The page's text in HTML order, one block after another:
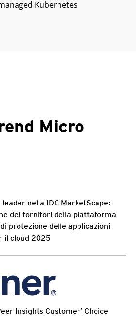
Kubernetes
Micro
leader nella IDC MarketScape:
dei fornitori della piattaforma
protezione delle applicazioni
il cloud 2025
Insights Customer’ Choice